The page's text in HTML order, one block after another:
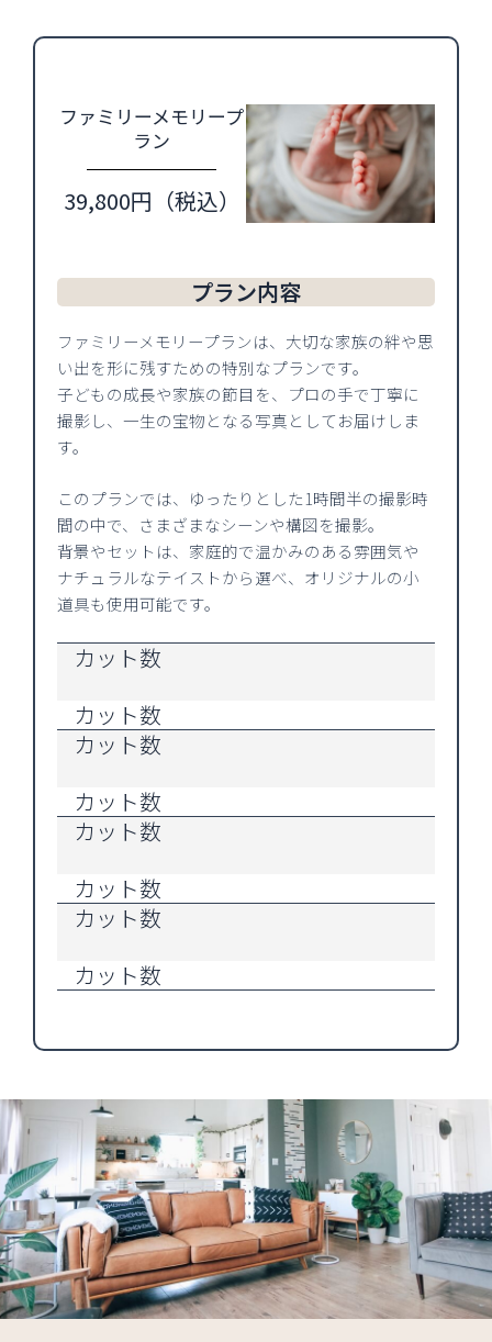
ファミリーメモリープ
ラン
39,800円（税込）
プラン内容
ファミリーメモリープランは、大切な家族の絆や思
い出を形に残すための特別なプランです。
子どもの成長や家族の節目を、プロの手で丁寧に
撮影し、一生の宝物となる写真としてお届けしま
す。
このプランでは、ゆったりとした1時間半の撮影時
間の中で、さまざまなシーンや構図を撮影。
背景やセットは、家庭的で温かみのある雰囲気や
ナチュラルなテイストから選べ、オリジナルの小
道具も使用可能です。
カット数
カット数
カット数
カット数
カット数
カット数
カット数
カット数